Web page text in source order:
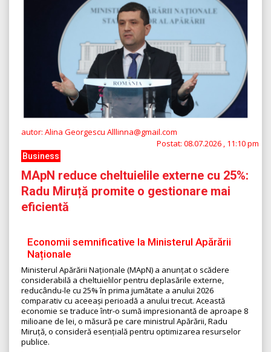
autor: Alina Georgescu Alllinna@gmail.com
Postat: 08.07.2026 , 11:10 pm
Business
MApN reduce cheltuielile externe cu 25%:
Radu Miruță promite o gestionare mai
eficientă
Economii semnificative la Ministerul Apărării
Naționale
Ministerul Apărării Naționale (MApN) a anunțat o scădere
considerabilă a cheltuielilor pentru deplasările externe,
reducându-le cu 25% în prima jumătate a anului 2026
comparativ cu aceeași perioadă a anului trecut. Această
economie se traduce într-o sumă impresionantă de aproape 8
milioane de lei, o măsură pe care ministrul Apărării, Radu
Miruță, o consideră esențială pentru optimizarea resurselor
publice.